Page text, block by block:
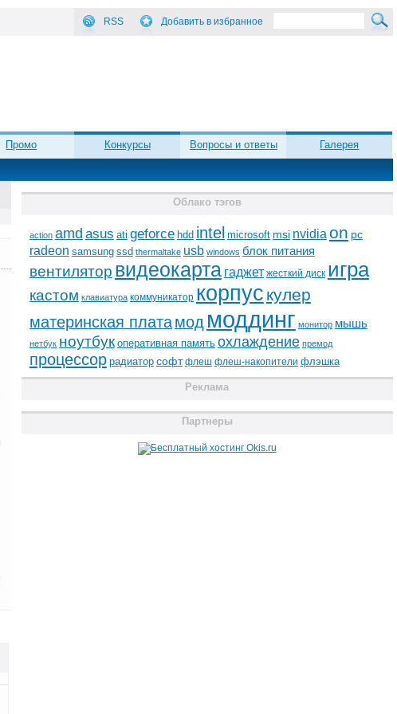
RSS Добавить в избранное
Промо Конкурсы Вопросы и ответы Галерея
Облако тэгов
action amd asus ati geforce hdd intel microsoft msi nvidia on pc
radeon samsung ssd thermaltake usb windows блок питания
вентилятор видеокарта гаджет жесткий диск игра
кастом клавиатура коммуникатор корпус кулер
материнская платамод моддинг монитор мышь
нетбук ноутбук оперативная память охлаждение премод
процессор радиатор софт флеш флеш-накопители флэшка
Реклама
Партнеры